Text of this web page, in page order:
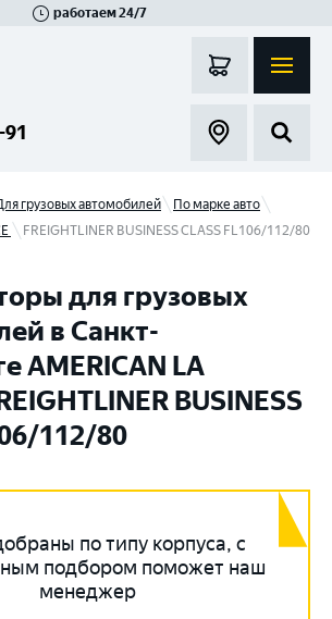
работаем 24/7
грузовых автомобилей
По марке авто
FREIGHTLINER BUSINESS CLASS FL106/112/80
для грузовых
в Санкт-
AMERICAN LA
BUSINESS
112/80
по типу корпуса, с
подбором поможет наш
менеджер